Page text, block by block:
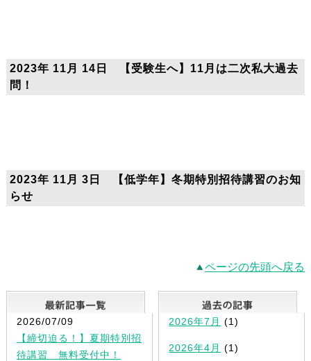
2023年 11月 14日 【受験生へ】11月は二次私大過去
問！
2023年 11月 3日 【低学年】冬期特別招待講習のお知
らせ
ページの先頭へ戻る
最新記事一覧
2026/07/09
【締切迫る！】夏期特別招
待講習 無料受付中！
2026年7月 (1)
2026年4月 (1)